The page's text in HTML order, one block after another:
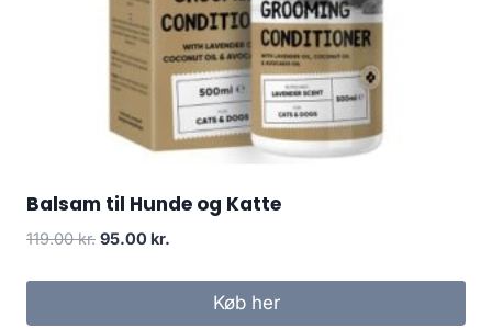
Balsam til Hunde og Katte
119.00kr. Den
95.00 kr.
Køb her